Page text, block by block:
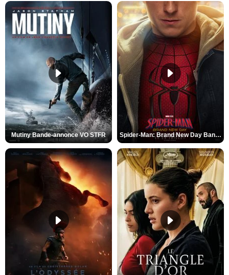
Mutiny Bande-annonce VO STFR Spider-Man: Brand New Day Bande-annonce VO STFR